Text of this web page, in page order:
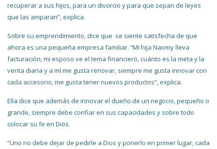
recuperar a sus hijos, para un divorcio y para que sepan de leyes
que las amparan”, explica.
Sobre su emprendimiento, dice que se siente satisfecha de que
ahora es una pequeña empresa familiar. “Mi hija Naomy lleva
facturación, mi esposo ve el tema financiero, cuánto es la meta y la
venta diaria y a mí me gusta renovar, siempre me gusta innovar con
cada accesorio, me gusta tener nuevos productos”, explica.
Ella dice que además de innovar el dueño de un negocio, pequeño o
grande, siempre debe confiar en sus capacidades y sobre todo
colocar su fe en Dios.
“Uno no debe dejar de pedirle a Dios y ponerlo en primer lugar, cada